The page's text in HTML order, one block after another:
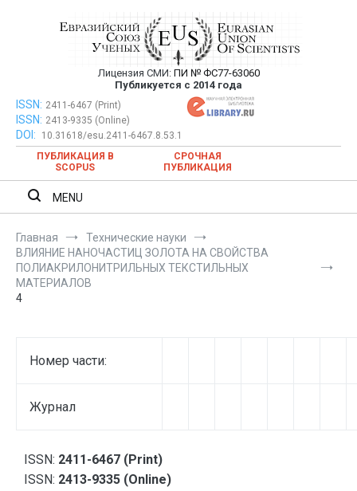
Евразийский Союз Ученых —
публикация научных статей в
ежемесячном научном журнале
Лицензия СМИ: ПИ № ФС77-63060
Публикуется с 2014 года
Евразийский Союз Ученых — публикация научных статей в
ежемесячном научном журнале
ISSN: 2411-6467 (Print)
ISSN: 2413-9335 (Online)
DOI:
10.31618/esu.2411-6467.8.53.1
ПУБЛИКАЦИЯ В
SCOPUS
СРОЧНАЯ
ПУБЛИКАЦИЯ
MENU
Главная
Технические науки
ВЛИЯНИЕ НАНОЧАСТИЦ ЗОЛОТА НА СВОЙСТВА
ПОЛИАКРИЛОНИТРИЛЬНЫХ ТЕКСТИЛЬНЫХ
МАТЕРИАЛОВ
4
Номер части:
Журнал
ISSN: 2411-6467 (Print)
ISSN: 2413-9335 (Online)